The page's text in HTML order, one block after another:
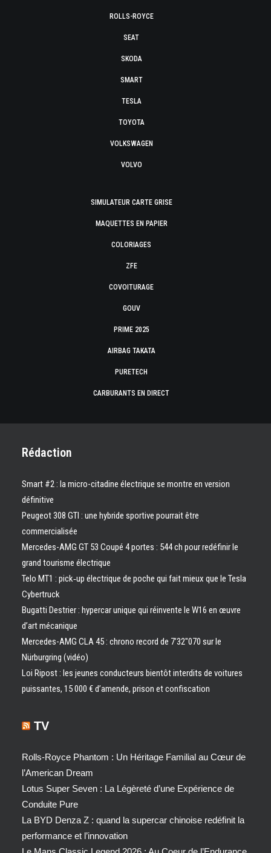
ROLLS-ROYCE
SEAT
SKODA
SMART
TESLA
TOYOTA
VOLKSWAGEN
VOLVO
SIMULATEUR CARTE GRISE
MAQUETTES EN PAPIER
COLORIAGES
ZFE
COVOITURAGE
GOUV
PRIME 2025
AIRBAG TAKATA
PURETECH
CARBURANTS EN DIRECT
Rédaction
Smart #2 : la micro-citadine électrique se montre en version
définitive
Peugeot 308 GTI : une hybride sportive pourrait être
commercialisée
Mercedes-AMG GT 53 Coupé 4 portes : 544 ch pour redéfinir le
grand tourisme électrique
Telo MT1 : pick‑up électrique de poche qui fait mieux que le Tesla
Cybertruck
Bugatti Destrier : hypercar unique qui réinvente le W16 en œuvre
d’art mécanique
Mercedes-AMG CLA 45 : chrono record de 7’32″070 sur le
Nürburgring (vidéo)
Loi Ripost : les jeunes conducteurs bientôt interdits de voitures
puissantes, 15 000 € d’amende, prison et confiscation
TV
Rolls-Royce Phantom : Un Héritage Familial au Cœur de
l’American Dream
Lotus Super Seven : La Légèreté d’une Expérience de
Conduite Pure
La BYD Denza Z : quand la supercar chinoise redéfinit la
performance et l’innovation